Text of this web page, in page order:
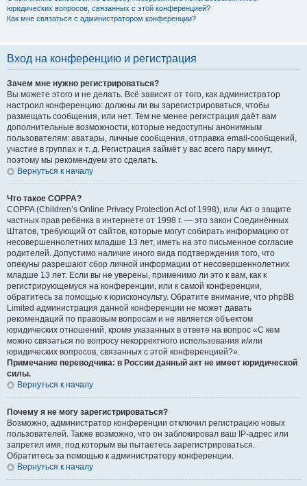
юридических вопросов, связанных с этой конференцией?
Как мне связаться с администратором конференции?
Вход на конференцию и регистрация
Зачем мне нужно регистрироваться?
Вы можете этого и не делать. Всё зависит от того, как администратор
настроил конференцию: должны ли вы зарегистрироваться, чтобы
размещать сообщения, или нет. Тем не менее регистрация даёт вам
дополнительные возможности, которые недоступны анонимным
пользователям: аватары, личные сообщения, отправка email-сообщений,
участие в группах и т. д. Регистрация займёт у вас всего пару минут,
поэтому мы рекомендуем это сделать.
Вернуться к началу
Что такое COPPA?
COPPA (Children’s Online Privacy Protection Act of 1998), или Акт о защите
частных прав ребёнка в интернете от 1998 г. — это закон Соединённых
Штатов, требующий от сайтов, которые могут собирать информацию от
несовершеннолетних младше 13 лет, иметь на это письменное согласие
родителей. Допустимо наличие иного вида подтверждения того, что
опекуны разрешают сбор личной информации от несовершеннолетних
младше 13 лет. Если вы не уверены, применимо ли это к вам, как к
регистрирующемуся на конференции, или к самой конференции,
обратитесь за помощью к юрисконсульту. Обратите внимание, что phpBB
Limited администрация данной конференции не может давать
рекомендаций по правовым вопросам и не является объектом
юридических отношений, кроме указанных в ответе на вопрос «С кем
можно связаться по вопросу некорректного использования и/или
юридических вопросов, связанных с этой конференцией?».
Примечание переводчика: в России данный акт не имеет юридической
силы.
Вернуться к началу
Почему я не могу зарегистрироваться?
Возможно, администратор конференции отключил регистрацию новых
пользователей. Также возможно, что он заблокировал ваш IP-адрес или
запретил имя, под которым вы пытаетесь зарегистрироваться.
Обратитесь за помощью к администратору конференции.
Вернуться к началу